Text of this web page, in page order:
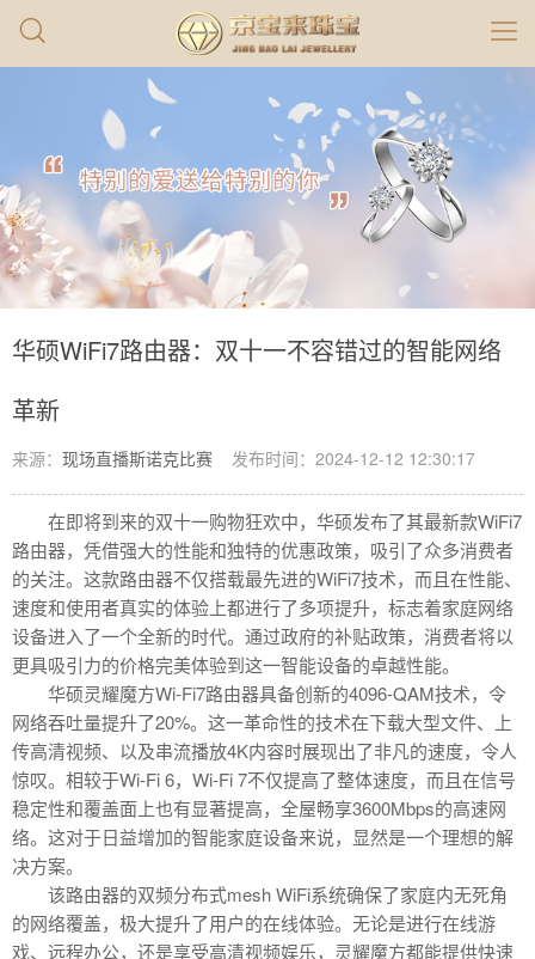
华硕WiFi7路由器：双十一不容错过的智能网络
革新
来源： 现场直播斯诺克比赛 发布时间：2024-12-12 12:30:17
在即将到来的双十一购物狂欢中，华硕发布了其最新款WiFi7
路由器，凭借强大的性能和独特的优惠政策，吸引了众多消费者
的关注。这款路由器不仅搭载最先进的WiFi7技术，而且在性能、
速度和使用者真实的体验上都进行了多项提升，标志着家庭网络
设备进入了一个全新的时代。通过政府的补贴政策，消费者将以
更具吸引力的价格完美体验到这一智能设备的卓越性能。
华硕灵耀魔方Wi-Fi7路由器具备创新的4096-QAM技术，令
网络吞吐量提升了20%。这一革命性的技术在下载大型文件、上
传高清视频、以及串流播放4K内容时展现出了非凡的速度，令人
惊叹。相较于Wi-Fi 6，Wi-Fi 7不仅提高了整体速度，而且在信号
稳定性和覆盖面上也有显著提高，全屋畅享3600Mbps的高速网
络。这对于日益增加的智能家庭设备来说，显然是一个理想的解
决方案。
该路由器的双频分布式mesh WiFi系统确保了家庭内无死角
的网络覆盖，极大提升了用户的在线体验。无论是进行在线游
戏、远程办公，还是享受高清视频娱乐，灵耀魔方都能提供快速